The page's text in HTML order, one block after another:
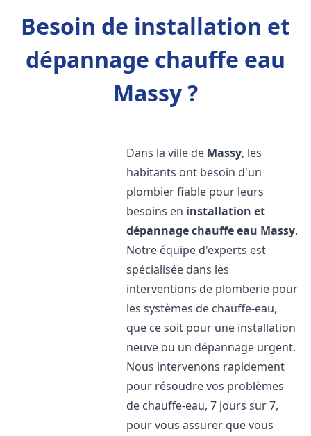
Besoin de installation et
dépannage chauffe eau
Massy ?
Dans la ville de Massy, les
habitants ont besoin d'un
plombier fiable pour leurs
besoins en installation et
dépannage chauffe eau Massy.
Notre équipe d'experts est
spécialisée dans les
interventions de plomberie pour
les systèmes de chauffe-eau,
que ce soit pour une installation
neuve ou un dépannage urgent.
Nous intervenons rapidement
pour résoudre vos problèmes
de chauffe-eau, 7 jours sur 7,
pour vous assurer que vous